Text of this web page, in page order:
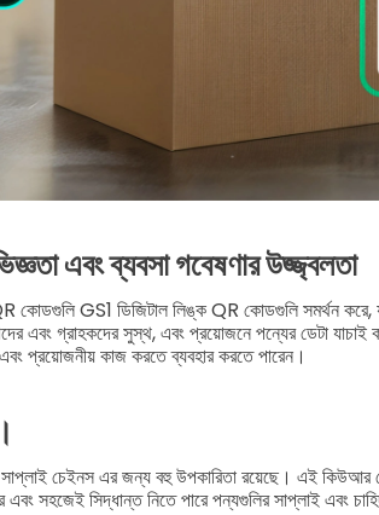
এবং ব্যবসা গবেষণার উজ্জ্বলতা
কোডগুলি GS1 ডিজিটাল লিঙ্ক QR কোডগুলি সমর্থন করে,
এবং গ্রাহকদের সুস্থ, এবং প্রয়োজনে পন্যের ডেটা যাচাই
প্রয়োজনীয় কাজ করতে ব্যবহার করতে পারেন।
চেইনস এর জন্য বহু উপকারিতা রয়েছে। এই কিউআর
এবং সহজেই সিদ্ধান্ত নিতে পারে পন্যগুলির সাপ্লাই এবং